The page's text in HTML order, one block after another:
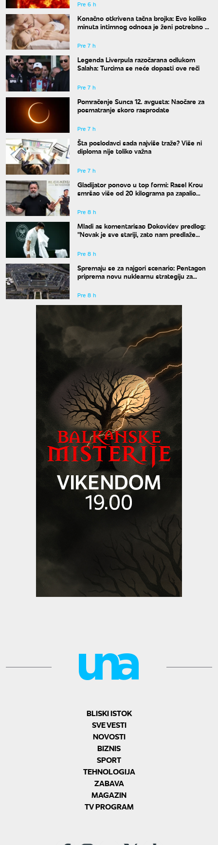
Pre 6 h
Konačno otkrivena tačna brojka: Evo koliko
minuta intimnog odnosa je ženi potrebno da
Pre 7 h
Legenda Liverpula razočarana odlukom
Salaha: Turcima se neće dopasti ove reči
Pre 7 h
Pomračenje Sunca 12. avgusta: Naočare za
posmatranje skoro rasprodate
Pre 7 h
Šta poslodavci sada najviše traže? Više ni
diploma nije toliko važna
Pre 7 h
Gladijator ponovo u top formi: Rasel Krou
smršao više od 20 kilograma pa zapalio
Pre 8 h
Mladi as komentarisao Đokovićev predlog:
"Novak je sve stariji, zato nam predlaže
Pre 8 h
Spremaju se za najgori scenario: Pentagon
priprema novu nuklearnu strategiju za
Pre 8 h
BLISKI ISTOK
SVE VESTI
NOVOSTI
BIZNIS
SPORT
TEHNOLOGIJA
ZABAVA
MAGAZIN
TV PROGRAM